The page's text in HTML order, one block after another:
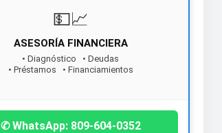
💵📈
ASESORÍA FINANCIERA
• Diagnóstico • Deudas
• Préstamos • Financiamientos
¡Contáctanos hoy!
✆ WhatsApp: 809-604-0352